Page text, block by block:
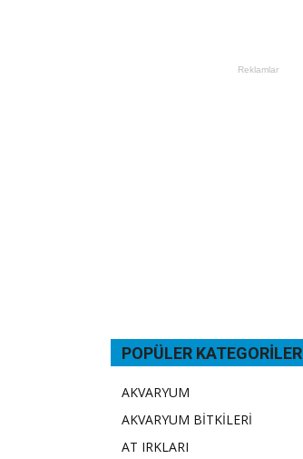
Reklamlar
POPÜLER KATEGORILER
AKVARYUM
AKVARYUM BİTKİLERİ
AT IRKLARI